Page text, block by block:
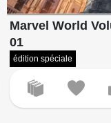
Marvel World
01
édition spéciale